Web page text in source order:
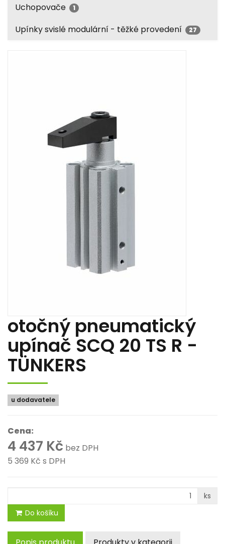
Uchopovače 1
Upínky svislé modulární - těžké provedení 27
otočný pneumatický
upínač SCQ 20 TS R -
TÜNKERS
u dodavatele
Cena:
4 437 Kč bez DPH
5 369 Kč s DPH
ks
Do košíku